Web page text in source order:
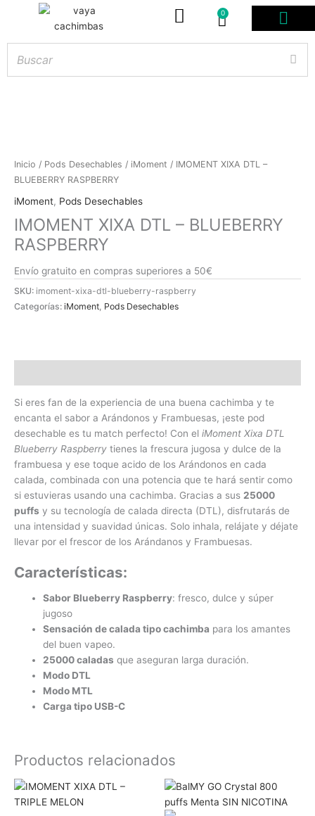
0
Carrito
Inicio / Pods Desechables / iMoment / IMOMENT XIXA DTL –
BLUEBERRY RASPBERRY
iMoment, Pods Desechables
IMOMENT XIXA DTL – BLUEBERRY
RASPBERRY
Envío gratuito en compras superiores a 50€
SKU: imoment-xixa-dtl-blueberry-raspberry
Categorías: iMoment, Pods Desechables
Si eres fan de la experiencia de una buena cachimba y te
encanta el sabor a Arándonos y Frambuesas, ¡este pod
desechable es tu match perfecto! Con el iMoment Xixa DTL
Blueberry Raspberry tienes la frescura jugosa y dulce de la
frambuesa y ese toque acido de los Arándonos en cada
calada, combinada con una potencia que te hará sentir como
si estuvieras usando una cachimba. Gracias a sus 25000
puffs y su tecnología de calada directa (DTL), disfrutarás de
una intensidad y suavidad únicas. Solo inhala, relájate y déjate
llevar por el frescor de los Arándanos y Frambuesas.
Características:
Sabor Blueberry Raspberry: fresco, dulce y súper
jugoso
Sensación de calada tipo cachimba para los amantes
del buen vapeo.
25000 caladas que aseguran larga duración.
Modo DTL
Modo MTL
Carga tipo USB-C
Productos relacionados